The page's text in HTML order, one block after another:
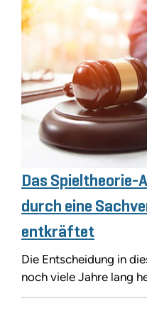
Das Spieltheorie-
durch eine
entkräftet
Die Entscheidung in
noch viele Jahre lang